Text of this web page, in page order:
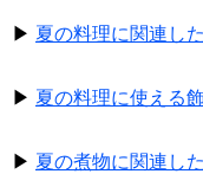
▶ 夏の料理に関連し
▶ 夏の料理に使える
▶ 夏の煮物に関連し